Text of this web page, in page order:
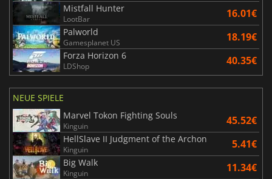
Mistfall Hunter
LootBar 16.01€
Palworld
Gamesplanet US 18.19€
Forza Horizon 6
LDShop 40.35€
NEUE SPIELE
Marvel Tokon Fighting Souls
Kinguin 45.52€
HellSlave II Judgment of the Archon
Kinguin 5.41€
Big Walk
Kinguin 11.34€